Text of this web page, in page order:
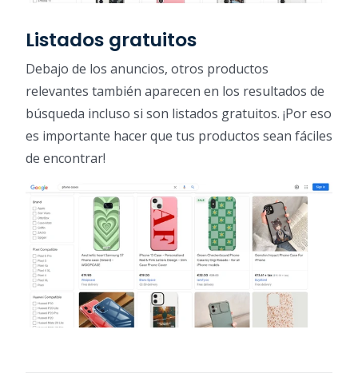
Listados gratuitos
Debajo de los anuncios, otros productos
relevantes también aparecen en los resultados de
búsqueda incluso si son listados gratuitos. ¡Por eso
es importante hacer que tus productos sean fáciles
de encontrar!